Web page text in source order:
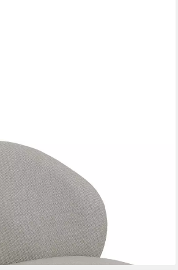
(Set, 1 St), XL-Sitzbreite,4-
Kg belastbar, Webstoff
bei dir